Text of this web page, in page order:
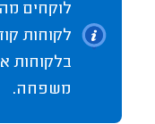
לוקחים
לקוחות
בלקוחות
משפחה.